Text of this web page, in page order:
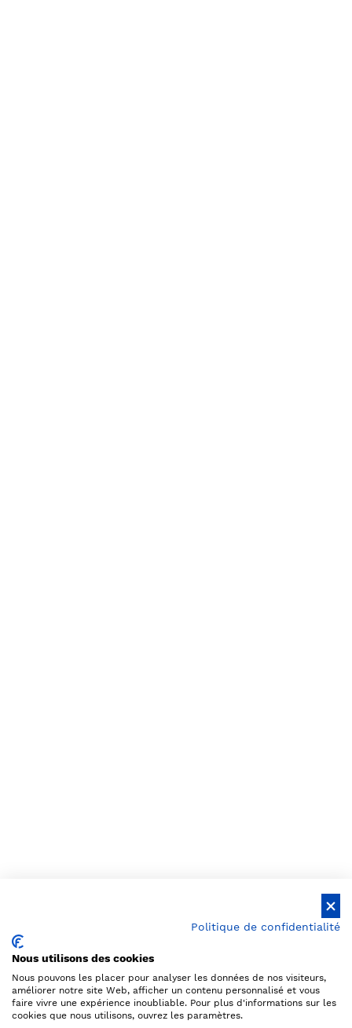
Politique de confidentialité
Nous utilisons des cookies
Nous pouvons les placer pour analyser les données de nos visiteurs,
améliorer notre site Web, afficher un contenu personnalisé et vous
faire vivre une expérience inoubliable. Pour plus d'informations sur les
cookies que nous utilisons, ouvrez les paramètres.